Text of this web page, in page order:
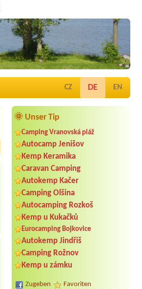
CZ DE EN
🌞 Unser Tip
Camping Vranovská pláž
Autocamp Jenišov
Kemp Keramika
Caravan Camping
Autokemp Kačer
Camping Olšina
Autocamping Rozkoš
Kemp u Kukačků
Eurocamping Bojkovice
Autokemp Jindřiš
Camping Rožnov
Kemp u zámku
Zugeben Favoriten
Termin ab 2026-08-05 |
Mikulov
adults one child 8 yeras old